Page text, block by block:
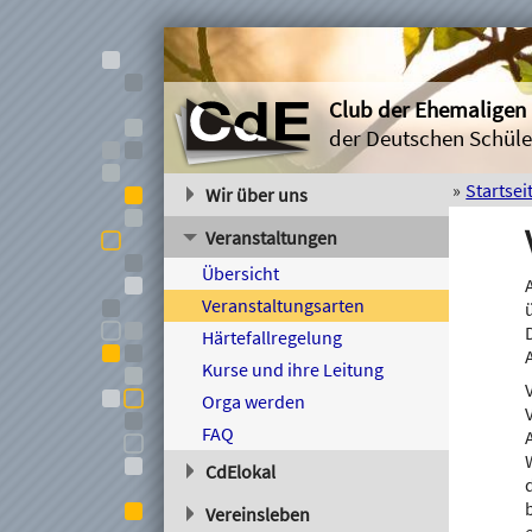
Club der Ehemaligen
der Deutschen
Wir über uns
Der Verein
Mitglied werden
Satzung
Spenden
Kontakt
Impressum
Befreundete Vereine
Veranstaltungen
Übersicht
Veranstaltungsarten
Härtefallregelung
Kurse und ihre Leitung
Orga werden
FAQ
CdElokal
Gruppen
Vereinsleben